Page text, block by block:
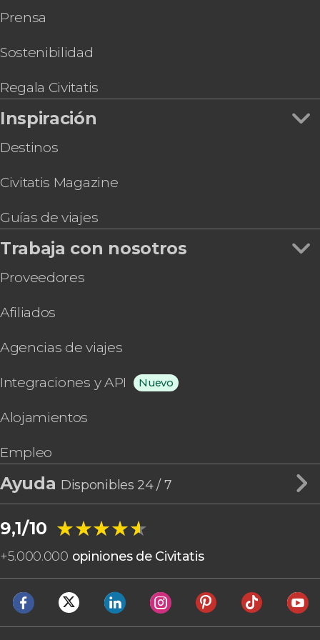
Prensa
Sostenibilidad
Regala Civitatis
Inspiración
Destinos
Civitatis Magazine
Guías de viajes
Trabaja con nosotros
Proveedores
Afiliados
Agencias de viajes
Integraciones y API Nuevo
Alojamientos
Empleo
Ayuda Disponibles 24 / 7
9,1/10 ★★★★★
★★★★★
+5.000.000 opiniones de Civitatis